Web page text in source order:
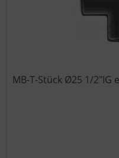
MB-T-Stück Ø25 1/2"IG